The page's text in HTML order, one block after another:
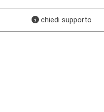
chiedi supporto